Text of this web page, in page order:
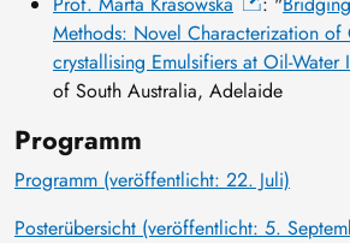
Methods: Novel Characterization of
crystallising Emulsifiers at Oil-Water
of South Australia, Adelaide
Programm
Programm (veröffentlicht: 22. Juli)
Posterübersicht (veröffentlicht: 5.